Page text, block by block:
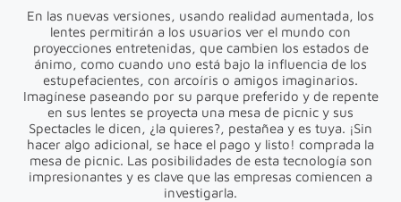
En las nuevas versiones, usando realidad aumentada, los
lentes permitirán a los usuarios ver el mundo con
proyecciones entretenidas, que cambien los estados de
ánimo, como cuando uno está bajo la influencia de los
estupefacientes, con arcoíris o amigos imaginarios.
Imagínese paseando por su parque preferido y de repente
en sus lentes se proyecta una mesa de picnic y sus
Spectacles le dicen, ¿la quieres?, pestañea y es tuya. ¡Sin
hacer algo adicional, se hace el pago y listo! comprada la
mesa de picnic. Las posibilidades de esta tecnología son
impresionantes y es clave que las empresas comiencen a
investigarla.